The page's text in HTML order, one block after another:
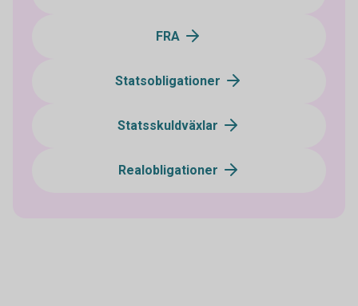
FRA
Statsobligationer
Statsskuldväxlar
Realobligationer